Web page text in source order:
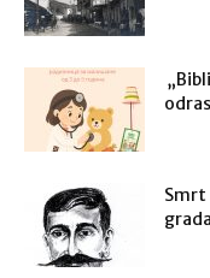
Smrt
grada